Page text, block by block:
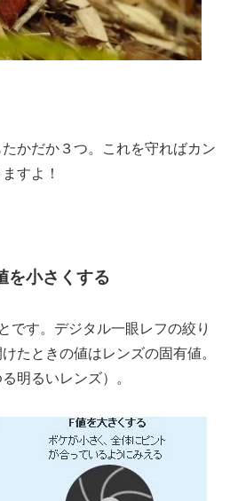
かだか３つ。これを守ればカン
すよ！
小さくする
です。デジタル一眼レフの絞り
たときの値はレンズの固有値。
明るいレンズ）。